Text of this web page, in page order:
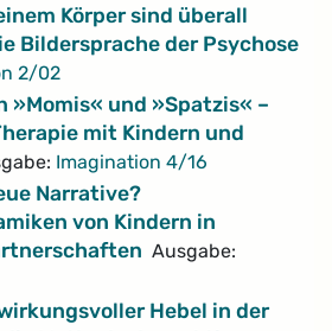
Körper sind überall
Bildersprache der Psychose
2/02
»Momis« und »Spatzis« –
mit Kindern und
Imagination 4/16
Narrative?
von Kindern in
Ausgabe:
Hebel in der